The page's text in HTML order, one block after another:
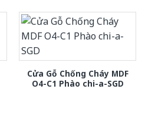
Cửa Gỗ Chống Cháy MDF
O4-C1 Phào chi-a-SGD